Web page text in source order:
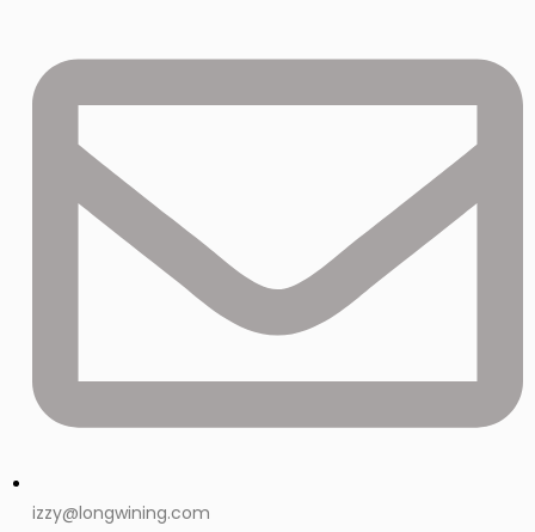
izzy@longwining.com